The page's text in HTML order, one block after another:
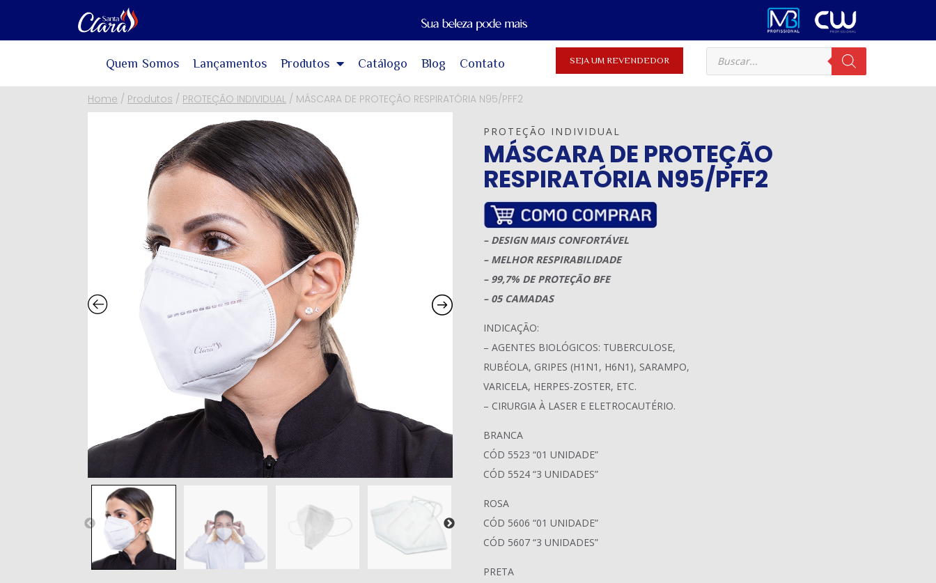
Quem Somos Lançamentos Produtos Catálogo Blog Contato SEJA UM REVENDEDOR
Home / Produtos / PROTEÇÃO INDIVIDUAL / MÁSCARA DE PROTEÇÃO RESPIRATÓRIA N95/PFF2
PROTEÇÃO INDIVIDUAL
MÁSCARA DE PROTEÇÃO
RESPIRATÓRIA N95/PFF2
– DESIGN MAIS CONFORTÁVEL
– MELHOR RESPIRABILIDADE
– 99,7% DE PROTEÇÃO BFE
– 05 CAMADAS
INDICAÇÃO:
– AGENTES BIOLÓGICOS: TUBERCULOSE,
RUBÉOLA, GRIPES (H1N1, H6N1), SARAMPO,
VARICELA, HERPES-ZOSTER, ETC.
– CIRURGIA À LASER E ELETROCAUTÉRIO.
BRANCA
CÓD 5523 “01 UNIDADE”
CÓD 5524 “3 UNIDADES”
ROSA
CÓD 5606 “01 UNIDADE”
CÓD 5607 “3 UNIDADES”
PRETA